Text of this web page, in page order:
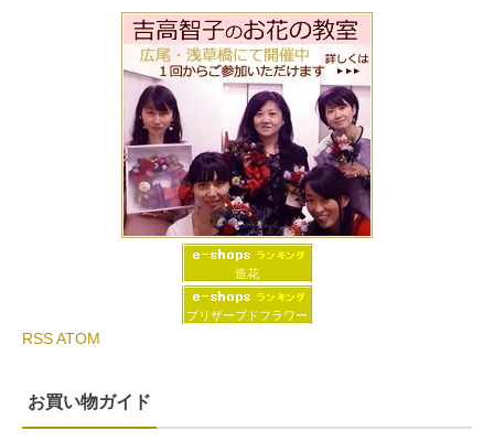
造花
プリザーブドフラワー
RSSATOM
お買い物ガイド